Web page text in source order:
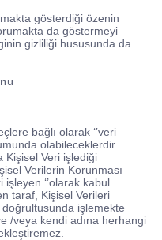
gösterdiği özenin
da göstermeyi
gizliliği hususunda da
bağlı olarak ‘’veri
olabileceklerdir.
Kişisel Veri işlediği
Verilerin Korunması
işleyen ‘’olarak kabul
taraf, Kişisel Verileri
doğrultusunda işlemekte
/veya kendi adına herhangi